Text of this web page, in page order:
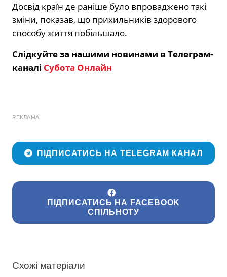
Досвід країн де раніше було впроваджено такі
зміни, показав, що прихильників здорового
способу життя побільшало.
Слідкуйте за нашими новинами в Телеграм-
каналі Субота Онлайн
РЕКЛАМА
ПІДПИСАТИСЬ НА TELEGRAM КАНАЛ
ПІДПИСАТИСЬ НА FACEBOOK
СПІЛЬНОТУ
Схожі матеріали